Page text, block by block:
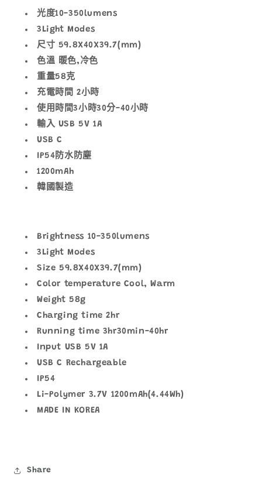
光度10-350lumens
3Light Modes
尺寸 59.8X40X39.7(mm)
色溫 暖色,冷色
重量58克
充電時間 2小時
使用時間3小時30分-40小時
輸入 USB 5V 1A
USB C
IP54防水防塵
1200mAh
韓國製造
Brightness 10-350lumens
3Light Modes
Size 59.8X40X39.7(mm)
Color temperature Cool, Warm
Weight 58g
Charging time 2hr
Running time 3hr30min-40hr
Input USB 5V 1A
USB C Rechargeable
IP54
Li-Polymer 3.7V 1200mAh(4.44Wh)
MADE IN KOREA
Share